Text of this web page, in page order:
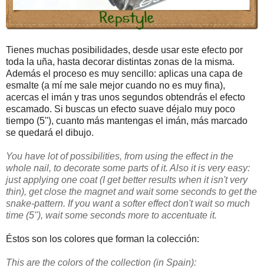
Tienes muchas posibilidades, desde usar este efecto por
toda la uña, hasta decorar distintas zonas de la misma.
Además el proceso es muy sencillo: aplicas una capa de
esmalte (a mí me sale mejor cuando no es muy fina),
acercas el imán y tras unos segundos obtendrás el efecto
escamado. Si buscas un efecto suave déjalo muy poco
tiempo (5''), cuanto más mantengas el imán, más marcado
se quedará el dibujo.
You have lot of possibilities, from using the effect in the
whole nail, to decorate some parts of it. Also it is very easy:
just applying one coat (I get better results when it isn't very
thin), get close the magnet and wait some seconds to get the
snake-pattern. If you want a softer effect don't wait so much
time (5''), wait some seconds more to accentuate it.
Éstos son los colores que forman la colección:
This are the colors of the collection (in Spain):